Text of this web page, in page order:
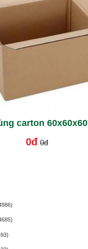
carton 60x60x60
0đ 0đ